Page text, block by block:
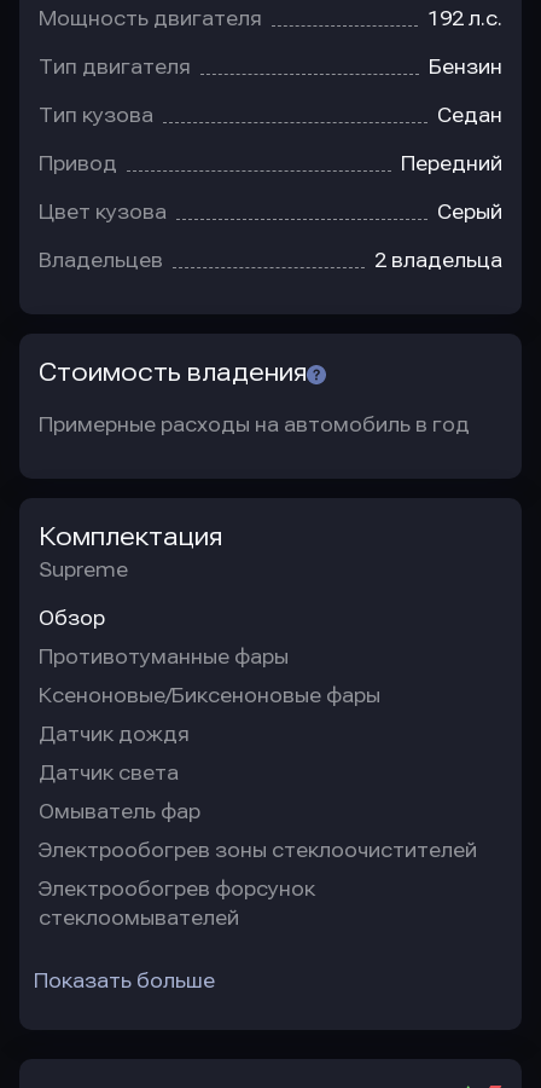
Мощность двигателя 192 л.с.
Тип двигателя Бензин
Тип кузова Седан
Привод Передний
Цвет кузова Серый
Владельцев 2 владельца
Стоимость владения
Примерные расходы на автомобиль в год
Комплектация
Supreme
Обзор
Противотуманные фары
Ксеноновые/Биксеноновые фары
Датчик дождя
Датчик света
Омыватель фар
Электрообогрев зоны стеклоочистителей
Электрообогрев форсунок
стеклоомывателей
Показать больше